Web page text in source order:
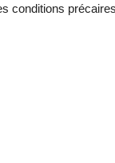
conditions